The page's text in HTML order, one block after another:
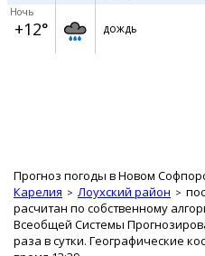
Ночь
+12° дождь
Прогноз погоды в Новом
Карелия
Лоухский район
расчитан по собственному
Всеобщей Системы
раза в сутки. Географические